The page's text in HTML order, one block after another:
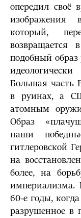
опередил
изображения
который,
возвращается
подобный образ
Большая часть
в руинах, а
атомным
Образ
наши
гитлеровской
на
более, на
империализма.
60-е годы,
разрушенное в